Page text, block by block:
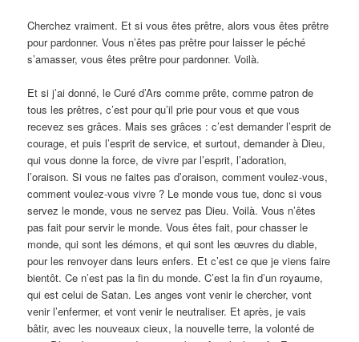
Cherchez vraiment. Et si vous êtes prêtre, alors vous êtes prêtre
pour pardonner. Vous n’êtes pas prêtre pour laisser le péché
s’amasser, vous êtes prêtre pour pardonner. Voilà.
Et si j’ai donné, le Curé d’Ars comme prête, comme patron de
tous les prêtres, c’est pour qu’il prie pour vous et que vous
recevez ses grâces. Mais ses grâces : c’est demander l’esprit de
courage, et puis l’esprit de service, et surtout, demander à Dieu,
qui vous donne la force, de vivre par l’esprit, l’adoration,
l’oraison. Si vous ne faites pas d’oraison, comment voulez-vous,
comment voulez-vous vivre ? Le monde vous tue, donc si vous
servez le monde, vous ne servez pas Dieu. Voilà. Vous n’êtes
pas fait pour servir le monde. Vous êtes fait, pour chasser le
monde, qui sont les démons, et qui sont les œuvres du diable,
pour les renvoyer dans leurs enfers. Et c’est ce que je viens faire
bientôt. Ce n’est pas la fin du monde. C’est la fin d’un royaume,
qui est celui de Satan. Les anges vont venir le chercher, vont
venir l’enfermer, et vont venir le neutraliser. Et après, je vais
bâtir, avec les nouveaux cieux, la nouvelle terre, la volonté de